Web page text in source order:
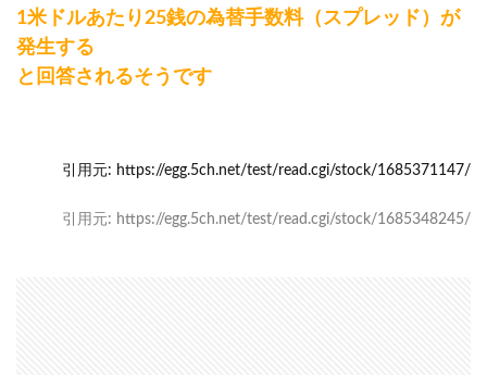
1米ドルあたり25銭の為替手数料（スプレッド）が
発生する
と回答されるそうです
引用元: https://egg.5ch.net/test/read.cgi/stock/1685371147/
引用元: https://egg.5ch.net/test/read.cgi/stock/1685348245/